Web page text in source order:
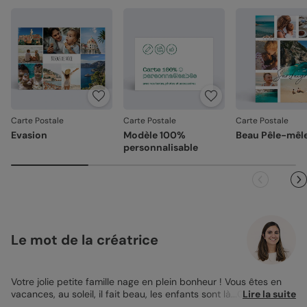
Carte Postale
Evasion
Carte Postale
Modèle 100%
personnalisable
Carte Postale
Beau Pêle-
Le mot de la créatrice
Votre jolie petite famille nage en plein bonheur ! Vous êtes en
vacances, au soleil, il fait beau, les enfants sont là...QueLire la suite